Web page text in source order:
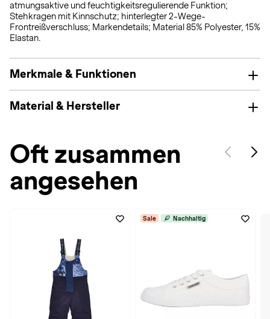
atmungsaktive und feuchtigkeitsregulierende Funktion;
Stehkragen mit Kinnschutz; hinterlegter 2-Wege-
Frontreißverschluss; Markendetails; Material 85% Polyester, 15%
Elastan.
Merkmale & Funktionen
Material & Hersteller
Oft zusammen
angesehen
Sale Nachhaltig